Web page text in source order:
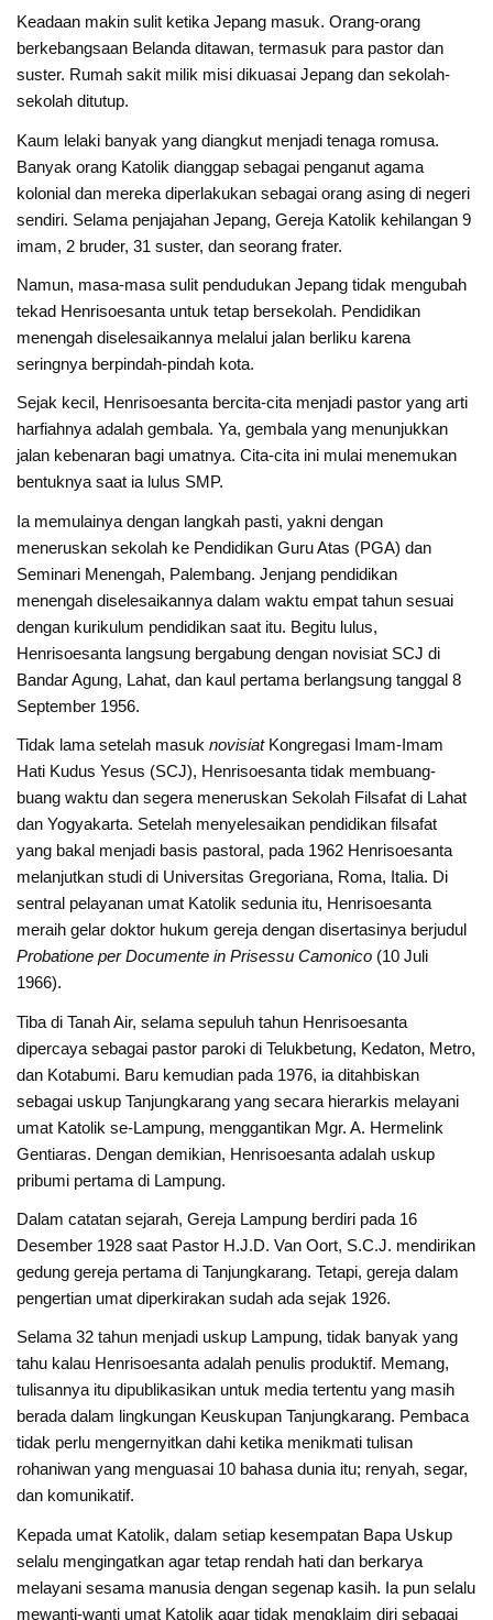
Keadaan makin sulit ketika Jepang masuk. Orang-orang
berkebangsaan Belanda ditawan, termasuk para pastor dan
suster. Rumah sakit milik misi dikuasai Jepang dan sekolah-
sekolah ditutup.
Kaum lelaki banyak yang diangkut menjadi tenaga romusa.
Banyak orang Katolik dianggap sebagai penganut agama
kolonial dan mereka diperlakukan sebagai orang asing di negeri
sendiri. Selama penjajahan Jepang, Gereja Katolik kehilangan 9
imam, 2 bruder, 31 suster, dan seorang frater.
Namun, masa-masa sulit pendudukan Jepang tidak mengubah
tekad Henrisoesanta untuk tetap bersekolah. Pendidikan
menengah diselesaikannya melalui jalan berliku karena
seringnya berpindah-pindah kota.
Sejak kecil, Henrisoesanta bercita-cita menjadi pastor yang arti
harfiahnya adalah gembala. Ya, gembala yang menunjukkan
jalan kebenaran bagi umatnya. Cita-cita ini mulai menemukan
bentuknya saat ia lulus SMP.
Ia memulainya dengan langkah pasti, yakni dengan
meneruskan sekolah ke Pendidikan Guru Atas (PGA) dan
Seminari Menengah, Palembang. Jenjang pendidikan
menengah diselesaikannya dalam waktu empat tahun sesuai
dengan kurikulum pendidikan saat itu. Begitu lulus,
Henrisoesanta langsung bergabung dengan novisiat SCJ di
Bandar Agung, Lahat, dan kaul pertama berlangsung tanggal 8
September 1956.
Tidak lama setelah masuknovisiatKongregasi Imam-Imam
Hati Kudus Yesus (SCJ), Henrisoesanta tidak membuang-
buang waktu dan segera meneruskan Sekolah Filsafat di Lahat
dan Yogyakarta. Setelah menyelesaikan pendidikan filsafat
yang bakal menjadi basis pastoral, pada 1962 Henrisoesanta
melanjutkan studi di Universitas Gregoriana, Roma, Italia. Di
sentral pelayanan umat Katolik sedunia itu, Henrisoesanta
meraih gelar doktor hukum gereja dengan disertasinya berjudul
Probatione per Documente in Prisessu Camonico (10 Juli
1966).
Tiba di Tanah Air, selama sepuluh tahun Henrisoesanta
dipercaya sebagai pastor paroki di Telukbetung, Kedaton, Metro,
dan Kotabumi. Baru kemudian pada 1976, ia ditahbiskan
sebagai uskup Tanjungkarang yang secara hierarkis melayani
umat Katolik se-Lampung, menggantikan Mgr. A. Hermelink
Gentiaras. Dengan demikian, Henrisoesanta adalah uskup
pribumi pertama di Lampung.
Dalam catatan sejarah, Gereja Lampung berdiri pada 16
Desember 1928 saat Pastor H.J.D. Van Oort, S.C.J. mendirikan
gedung gereja pertama di Tanjungkarang. Tetapi, gereja dalam
pengertian umat diperkirakan sudah ada sejak 1926.
Selama 32 tahun menjadi uskup Lampung, tidak banyak yang
tahu kalau Henrisoesanta adalah penulis produktif. Memang,
tulisannya itu dipublikasikan untuk media tertentu yang masih
berada dalam lingkungan Keuskupan Tanjungkarang. Pembaca
tidak perlu mengernyitkan dahi ketika menikmati tulisan
rohaniwan yang menguasai 10 bahasa dunia itu; renyah, segar,
dan komunikatif.
Kepada umat Katolik, dalam setiap kesempatan Bapa Uskup
selalu mengingatkan agar tetap rendah hati dan berkarya
melayani sesama manusia dengan segenap kasih. Ia pun selalu
mewanti-wanti umat Katolik agar tidak mengklaim diri sebagai